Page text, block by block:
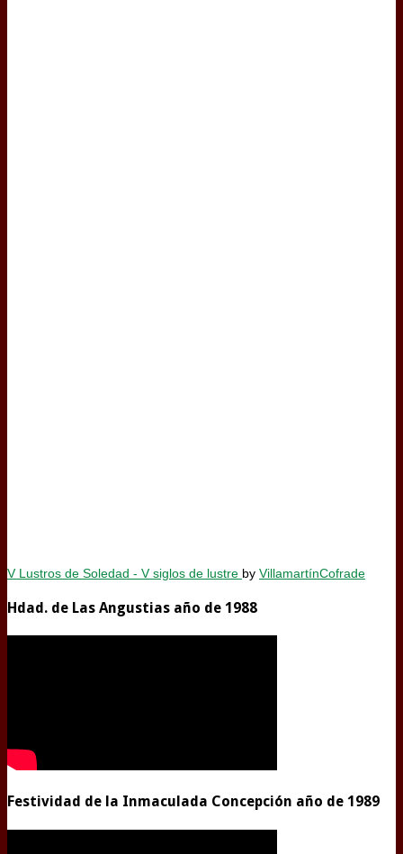
V Lustros de Soledad - V siglos de lustre by VillamartínCofrade
Hdad. de Las Angustias año de 1988
Festividad de la Inmaculada Concepción año de 1989